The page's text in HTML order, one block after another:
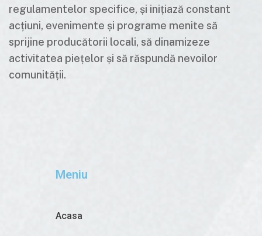
regulamentelor specifice, și inițiază constant
acțiuni, evenimente și programe menite să
sprijine producătorii locali, să dinamizeze
activitatea piețelor și să răspundă nevoilor
comunității.
Meniu
Acasa